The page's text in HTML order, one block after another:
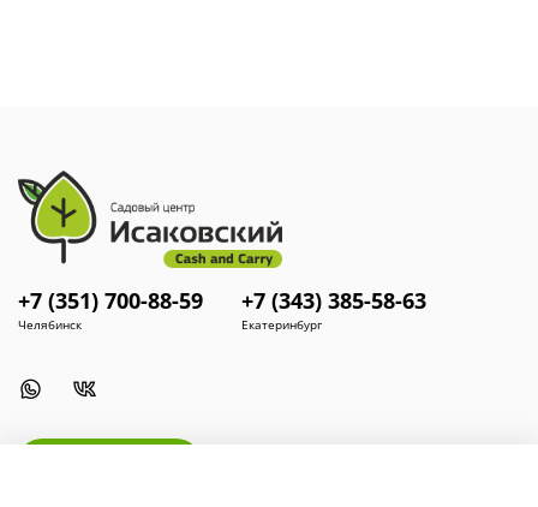
+7 (351) 700-88-59
Челябинск
+7 (343) 385-58-63
Екатеринбург